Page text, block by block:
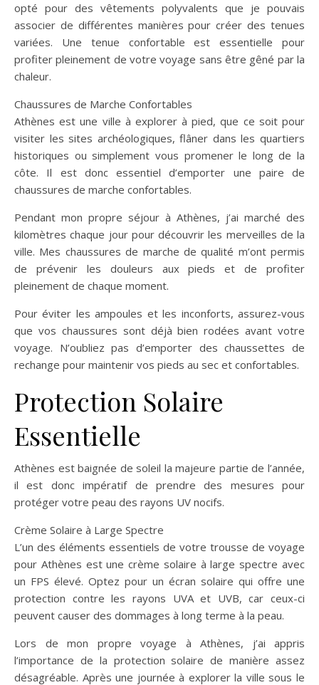
opté pour des vêtements polyvalents que je pouvais
associer de différentes manières pour créer des tenues
variées. Une tenue confortable est essentielle pour
profiter pleinement de votre voyage sans être gêné par la
chaleur.
Chaussures de Marche Confortables
Athènes est une ville à explorer à pied, que ce soit pour
visiter les sites archéologiques, flâner dans les quartiers
historiques ou simplement vous promener le long de la
côte. Il est donc essentiel d’emporter une paire de
chaussures de marche confortables.
Pendant mon propre séjour à Athènes, j’ai marché des
kilomètres chaque jour pour découvrir les merveilles de la
ville. Mes chaussures de marche de qualité m’ont permis
de prévenir les douleurs aux pieds et de profiter
pleinement de chaque moment.
Pour éviter les ampoules et les inconforts, assurez-vous
que vos chaussures sont déjà bien rodées avant votre
voyage. N’oubliez pas d’emporter des chaussettes de
rechange pour maintenir vos pieds au sec et confortables.
Protection Solaire
Essentielle
Athènes est baignée de soleil la majeure partie de l’année,
il est donc impératif de prendre des mesures pour
protéger votre peau des rayons UV nocifs.
Crème Solaire à Large Spectre
L’un des éléments essentiels de votre trousse de voyage
pour Athènes est une crème solaire à large spectre avec
un FPS élevé. Optez pour un écran solaire qui offre une
protection contre les rayons UVA et UVB, car ceux-ci
peuvent causer des dommages à long terme à la peau.
Lors de mon propre voyage à Athènes, j’ai appris
l’importance de la protection solaire de manière assez
désagréable. Après une journée à explorer la ville sous le